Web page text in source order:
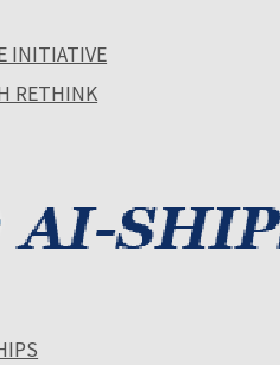
INITIATIVE
RETHINK